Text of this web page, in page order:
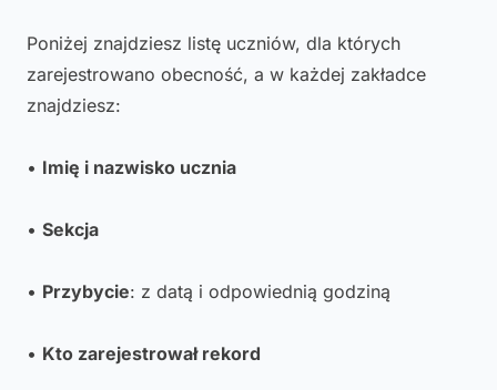
Poniżej znajdziesz listę uczniów, dla których
zarejestrowano obecność, a w każdej zakładce
znajdziesz:
• Imię i nazwisko ucznia
• Sekcja
• Przybycie: z datą i odpowiednią godziną
• Kto zarejestrował rekord